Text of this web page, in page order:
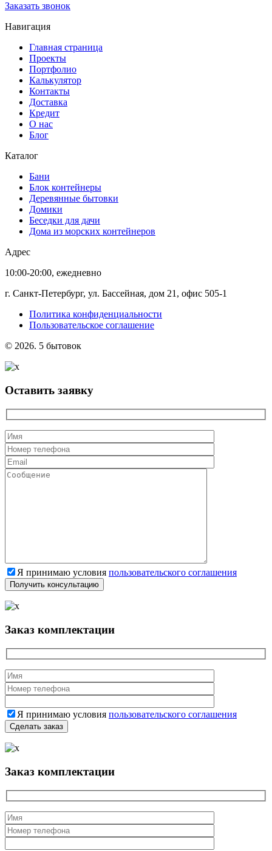
Заказать звонок
Навигация
Главная страница
Проекты
Портфолио
Калькулятор
Контакты
Доставка
Кредит
О нас
Блог
Каталог
Бани
Блок контейнеры
Деревянные бытовки
Домики
Беседки для дачи
Дома из морских контейнеров
Адрес
10:00-20:00, ежедневно
г. Санкт-Петербург, ул. Бассейная, дом 21, офис 505-1
Политика конфиденциальности
Пользовательское соглашение
© 2026. 5 бытовок
Оставить заявку
Я принимаю условия пользовательского соглашения
Заказ комплектации
Я принимаю условия пользовательского соглашения
Заказ комплектации